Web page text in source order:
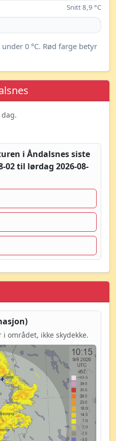
Snitt 8,9 °C
0 °C. Rød farge betyr
i Åndalsnes siste
02 til lørdag 2026-08-
området, ikke skydekke.